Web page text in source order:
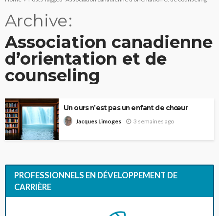
Archive
Association canadienne
d’orientation et de
counseling
Un ours n’est pas un enfant de chœur
Jacques Limoges 3 semaines ago
PROFESSIONNELS EN DÉVELOPPEMENT DE
CARRIÈRE